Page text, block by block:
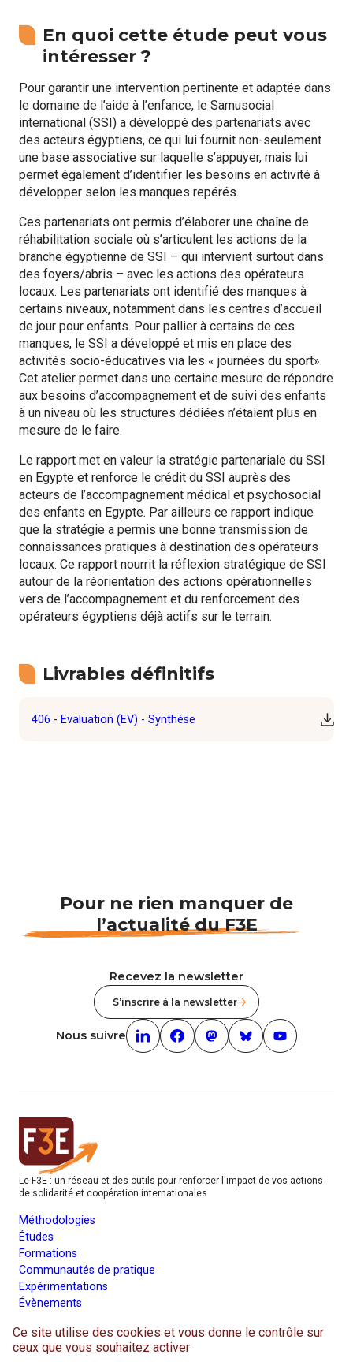
En quoi cette étude peut vous
intéresser ?
Pour garantir une intervention pertinente et adaptée dans
le domaine de l’aide à l’enfance, le Samusocial
international (SSI) a développé des partenariats avec
des acteurs égyptiens, ce qui lui fournit non-seulement
une base associative sur laquelle s’appuyer, mais lui
permet également d’identifier les besoins en activité à
développer selon les manques repérés.
Ces partenariats ont permis d’élaborer une chaîne de
réhabilitation sociale où s’articulent les actions de la
branche égyptienne de SSI – qui intervient surtout dans
des foyers/abris – avec les actions des opérateurs
locaux. Les partenariats ont identifié des manques à
certains niveaux, notamment dans les centres d’accueil
de jour pour enfants. Pour pallier à certains de ces
manques, le SSI a développé et mis en place des
activités socio-éducatives via les « journées du sport».
Cet atelier permet dans une certaine mesure de répondre
aux besoins d’accompagnement et de suivi des enfants
à un niveau où les structures dédiées n’étaient plus en
mesure de le faire.
Le rapport met en valeur la stratégie partenariale du SSI
en Egypte et renforce le crédit du SSI auprès des
acteurs de l’accompagnement médical et psychosocial
des enfants en Egypte. Par ailleurs ce rapport indique
que la stratégie a permis une bonne transmission de
connaissances pratiques à destination des opérateurs
locaux. Ce rapport nourrit la réflexion stratégique de SSI
autour de la réorientation des actions opérationnelles
vers de l’accompagnement et du renforcement des
opérateurs égyptiens déjà actifs sur le terrain.
Livrables définitifs
406 - Evaluation (EV) - Synthèse
Pour ne rien manquer de
l’actualité du F3E
Recevez la newsletter
S’inscrire à la newsletter
Nous suivre Linkedin (nouvelle fenêtre)
Facebook (nouvelle fenêtre)
mastodon (nouvelle
Bluesky (nouvelle
Youtube
Le F3E : un réseau et des outils pour renforcer l'impact de vos actions
de solidarité et coopération internationales
Méthodologies
Études
Formations
Communautés de pratique
Expérimentations
Évènements
Avec le soutien de
Ce site utilise des cookies et vous donne le contrôle sur
ceux que vous souhaitez activer